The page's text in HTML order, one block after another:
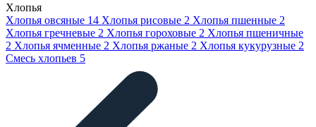
Хлопья
Хлопья овсяные 14 Хлопья рисовые 2 Хлопья пшенные 2
Хлопья гречневые 2 Хлопья гороховые 2 Хлопья пшеничные
2 Хлопья ячменные 2 Хлопья ржаные 2 Хлопья кукурузные 2
Смесь хлопьев 5